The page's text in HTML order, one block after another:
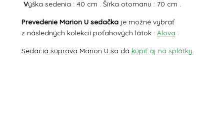
Výška sedenia : 40 cm . Šírka otomanu : 70 cm .
Prevedenie Marion U sedačkaje možné vybrať
z následných kolekcií poťahových látok : Alova
Sedacia súprava Marion U sa dá kúpiť aj na splátky.